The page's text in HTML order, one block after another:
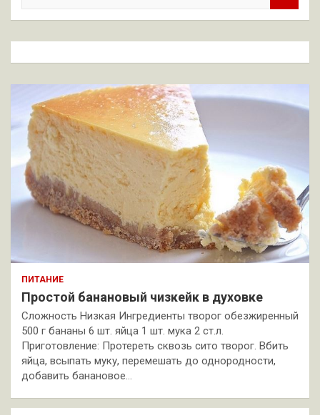
к
ПИТАНИЕ
Простой банановый чизкейк в духовке
Сложность Низкая Ингредиенты творог обезжиренный
500 г бананы 6 шт. яйца 1 шт. мука 2 ст.л.
Приготовление: Протереть сквозь сито творог. Вбить
яйца, всыпать муку, перемешать до однородности,
добавить банановое…